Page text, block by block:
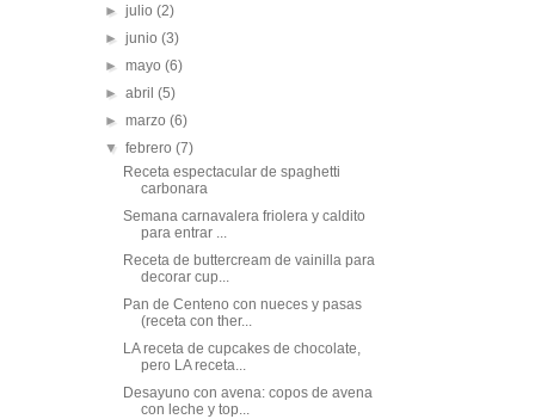
►julio(2)
►junio(3)
►mayo(6)
►abril(5)
►marzo(6)
▼febrero(7)
Receta espectacular de spaghetti
carbonara
Semana carnavalera friolera y caldito
para entrar ...
Receta de buttercream de vainilla para
decorar cup...
Pan de Centeno con nueces y pasas
(receta con ther...
LA receta de cupcakes de chocolate,
pero LA receta...
Desayuno con avena: copos de avena
con leche y top...